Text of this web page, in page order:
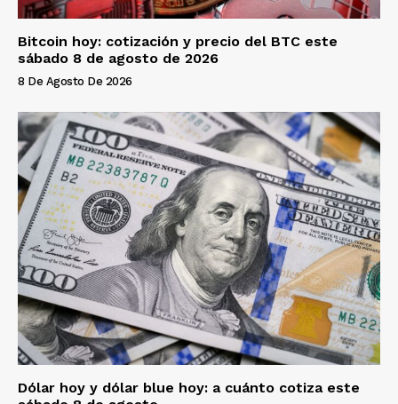
Bitcoin hoy: cotización y precio del BTC este
sábado 8 de agosto de 2026
8 De Agosto De 2026
Dólar hoy y dólar blue hoy: a cuánto cotiza este